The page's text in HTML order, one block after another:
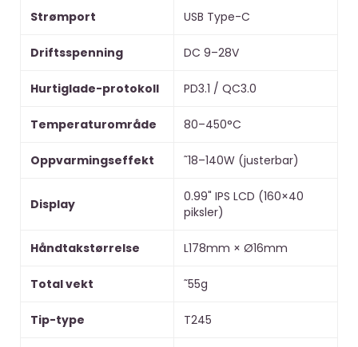
Strømport USB Type-C
Driftsspenning DC 9–28V
Hurtiglade-protokoll PD3.1 / QC3.0
Temperaturområde 80–450°C
Oppvarmingseffekt ˜18–140W (justerbar)
Display
0.99" IPS LCD (160×40
piksler)
Håndtakstørrelse L178mm × Ø16mm
Total vekt ˜55g
Tip-type T245